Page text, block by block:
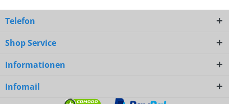
Telefon
Shop Service
Informationen
Infomail